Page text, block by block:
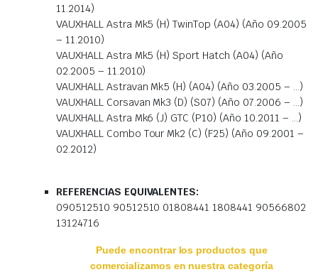
11.2014)
VAUXHALL Astra Mk5 (H) TwinTop (A04) (Año 09.2005
– 11.2010)
VAUXHALL Astra Mk5 (H) Sport Hatch (A04) (Año
02.2005 – 11.2010)
VAUXHALL Astravan Mk5 (H) (A04) (Año 03.2005 – …)
VAUXHALL Corsavan Mk3 (D) (S07) (Año 07.2006 – …)
VAUXHALL Astra Mk6 (J) GTC (P10) (Año 10.2011 – …)
VAUXHALL Combo Tour Mk2 (C) (F25) (Año 09.2001 –
02.2012)
REFERENCIAS EQUIVALENTES:
090512510 90512510 01808441 1808441 90566802
13124716
Puede encontrar los productos que
comercializamos en nuestra categoría